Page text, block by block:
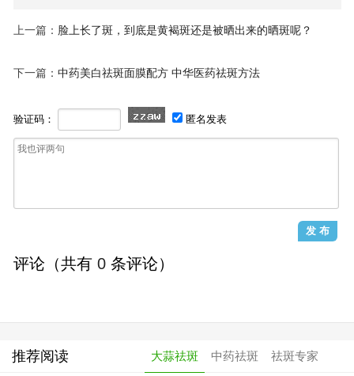
上一篇： 脸上长了斑，到底是黄褐斑还是被晒出来的晒斑呢？
下一篇： 中药美白祛斑面膜配方 中华医药祛斑方法
验证码： 匿名发表
评论（共有 0 条评论）
推荐阅读 大蒜祛斑 中药祛斑 祛斑专家